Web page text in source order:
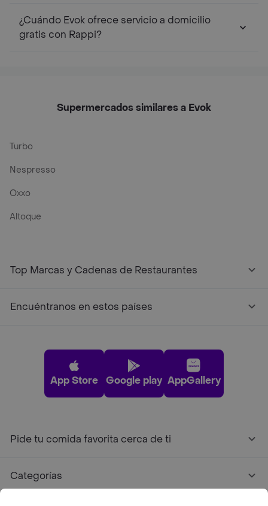
¿Cuándo Evok ofrece servicio a domicilio
gratis con Rappi?
Supermercados similares a Evok
Turbo
Nespresso
Oxxo
Altoque
Top Marcas y Cadenas de Restaurantes
Encuéntranos en estos países
App Store Google play AppGallery
Pide tu comida favorita cerca de ti
Categorías